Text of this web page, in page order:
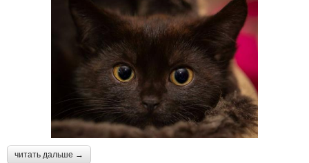
читать дальше →